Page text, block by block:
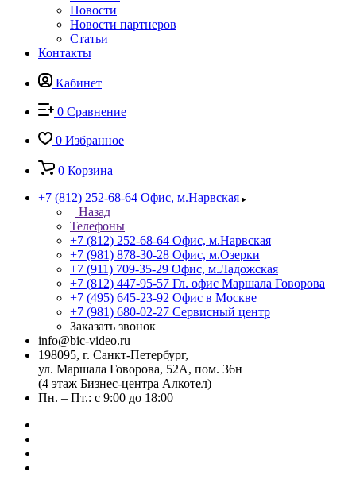
Новости
Новости партнеров
Статьи
Контакты
Кабинет
0 Сравнение
0 Избранное
0 Корзина
+7 (812) 252-68-64 Офис, м.Нарвская
Назад
Телефоны
+7 (812) 252-68-64 Офис, м.Нарвская
+7 (981) 878-30-28 Офис, м.Озерки
+7 (911) 709-35-29 Офис, м.Ладожская
+7 (812) 447-95-57 Гл. офис Маршала Говорова
+7 (495) 645-23-92 Офис в Москве
+7 (981) 680-02-27 Сервисный центр
Заказать звонок
info@bic-video.ru
198095, г. Санкт-Петербург,
ул. Маршала Говорова, 52А, пом. 36н
(4 этаж Бизнес-центра Алкотел)
Пн. – Пт.: с 9:00 до 18:00